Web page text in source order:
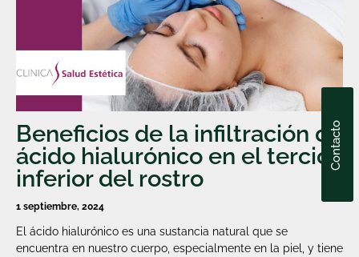
Contacto
Beneficios de la infiltración de
ácido hialurónico en el tercio
inferior del rostro
1 septiembre, 2024
El ácido hialurónico es una sustancia natural que se
encuentra en nuestro cuerpo, especialmente en la piel, y tiene